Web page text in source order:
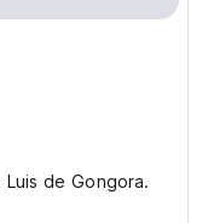
Luis de Gongora.